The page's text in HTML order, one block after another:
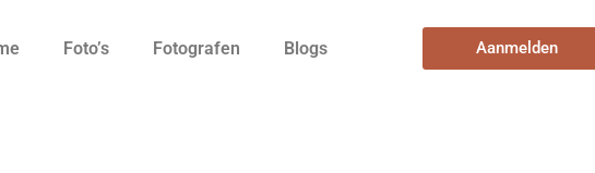
Foto’s Fotografen Blogs Aanmelden